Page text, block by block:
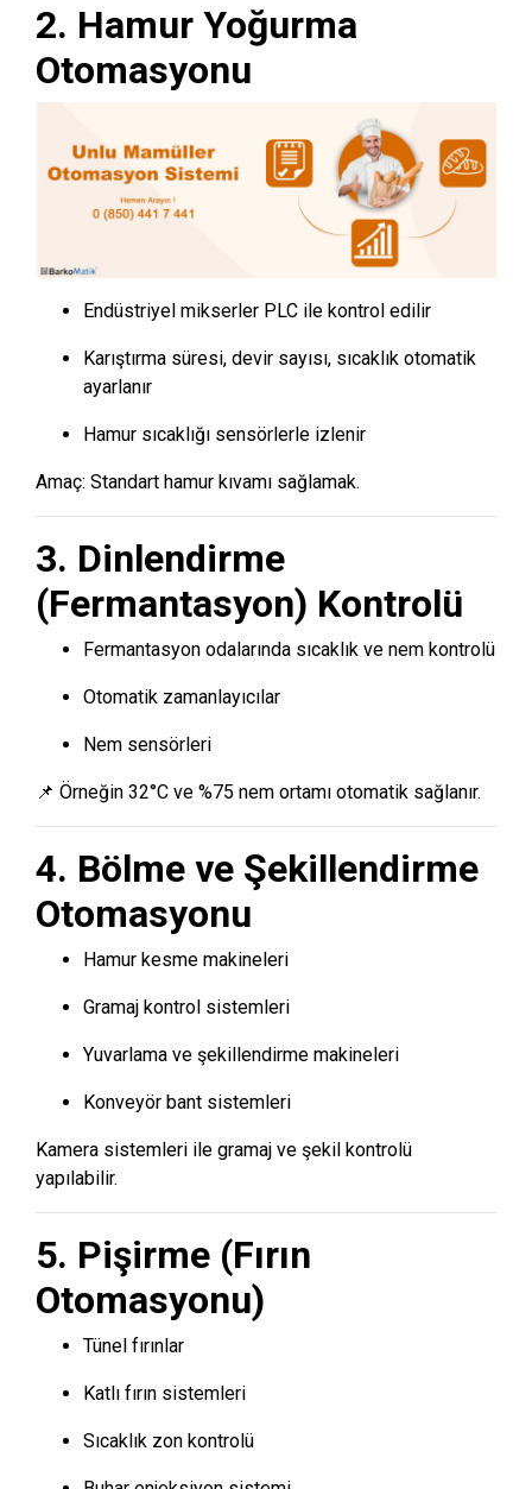
2. Hamur Yoğurma
Otomasyonu
Endüstriyel mikserler PLC ile kontrol edilir
Karıştırma süresi, devir sayısı, sıcaklık otomatik
ayarlanır
Hamur sıcaklığı sensörlerle izlenir
Amaç: Standart hamur kıvamı sağlamak.
3. Dinlendirme
(Fermantasyon) Kontrolü
Fermantasyon odalarında sıcaklık ve nem kontrolü
Otomatik zamanlayıcılar
Nem sensörleri
📌 Örneğin 32°C ve %75 nem ortamı otomatik sağlanır.
4. Bölme ve Şekillendirme
Otomasyonu
Hamur kesme makineleri
Gramaj kontrol sistemleri
Yuvarlama ve şekillendirme makineleri
Konveyör bant sistemleri
Kamera sistemleri ile gramaj ve şekil kontrolü
yapılabilir.
5. Pişirme (Fırın
Otomasyonu)
Tünel fırınlar
Katlı fırın sistemleri
Sıcaklık zon kontrolü